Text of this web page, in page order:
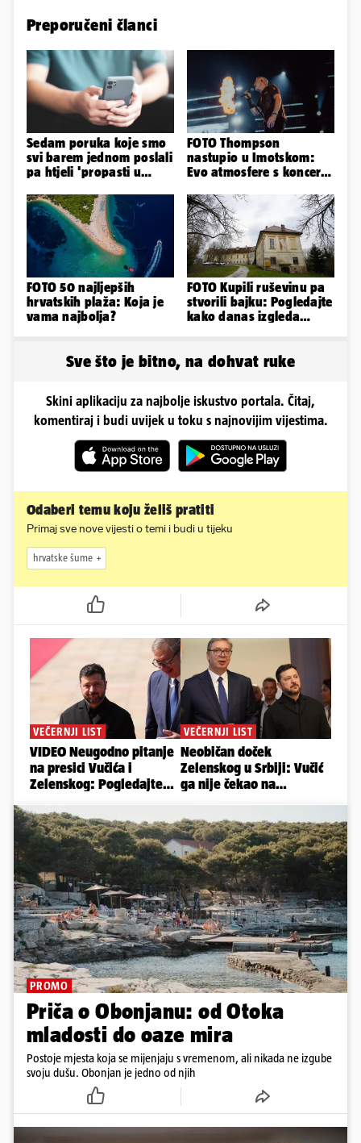
Preporučeni članci
Sedam poruka koje smo
svi barem jednom poslali
pa htjeli 'propasti u
FOTO Thompson
nastupio u Imotskom:
Evo atmosfere s koncerta
FOTO 50 najljepših
hrvatskih plaža: Koja je
vama najbolja?
FOTO Kupili ruševinu pa
stvorili bajku: Pogledajte
kako danas izgleda
Sve što je bitno, na dohvat ruke
Skini aplikaciju za najbolje iskustvo portala. Čitaj,
komentiraj i budi uvijek u toku s najnovijim vijestima.
Odaberi temu koju želiš pratiti
Primaj sve nove vijesti o temi i budi u tijeku
hrvatske šume
PROMO
Priča o Obonjanu: od Otoka
mladosti do oaze mira
Postoje mjesta koja se mijenjaju s vremenom, ali nikada ne izgube
svoju dušu. Obonjan je jedno od njih